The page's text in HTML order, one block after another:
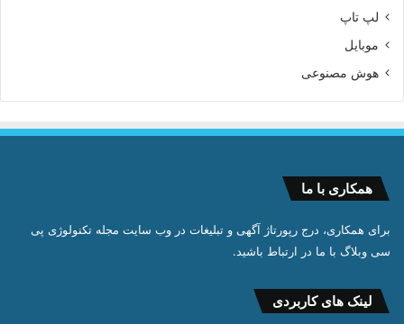
لپ تاپ
موبایل
هوش مصنوعی
همکاری با ما
برای همکاری، درج رپورتاژ آگهی و تبلیغات در وب سایت مجله تکنولوژی پی
سی وبلاگ با ما در ارتباط باشید.
لینک های کاربردی